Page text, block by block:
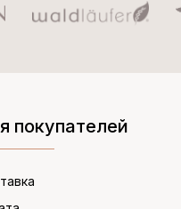
покупателей